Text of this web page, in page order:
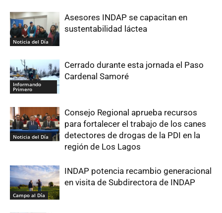
Noticia del Día
Asesores INDAP se capacitan en
sustentabilidad láctea
Informando
Primero
Cerrado durante esta jornada el Paso
Cardenal Samoré
Noticia del Día
Consejo Regional aprueba recursos
para fortalecer el trabajo de los canes
detectores de drogas de la PDI en la
región de Los Lagos
Campo al Día
INDAP potencia recambio generacional
en visita de Subdirectora de INDAP